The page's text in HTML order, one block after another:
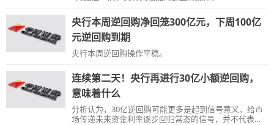
央行本周逆回购净回笼300亿元，下周100亿
元逆回购到期
央行本周逆回购操作平稳。
连续第二天！央行再进行30亿小额逆回购，
意味着什么
分析认为，30亿逆回购可能更多是起到信号意义，给市
场传递未来资金利率逐步回归常态的信号，并不代表央